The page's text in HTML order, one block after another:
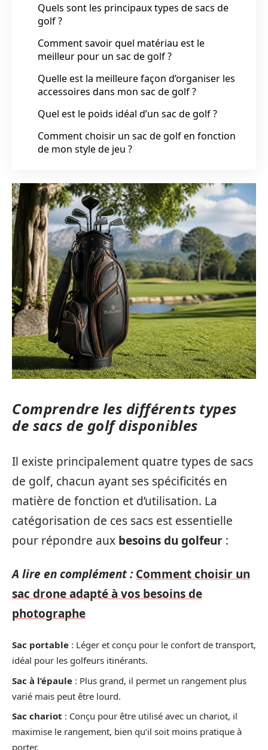
Quels sont les principaux types de sacs de
golf ?
Comment savoir quel matériau est le
meilleur pour un sac de golf ?
Quelle est la meilleure façon d’organiser les
accessoires dans mon sac de golf ?
Quel est le poids idéal d’un sac de golf ?
Comment choisir un sac de golf en fonction
de mon style de jeu ?
Comprendre les différents types
de sacs de golf disponibles
Il existe principalement quatre types de sacs
de golf, chacun ayant ses spécificités en
matière de fonction et d’utilisation. La
catégorisation de ces sacs est essentielle
pour répondre aux besoins du golfeur :
A lire en complément : Comment choisir un
sac drone adapté à vos besoins de
photographe
Sac portable : Léger et conçu pour le confort de transport,
idéal pour les golfeurs itinérants.
Sac à l’épaule : Plus grand, il permet un rangement plus
varié mais peut être lourd.
Sac chariot : Conçu pour être utilisé avec un chariot, il
maximise le rangement, bien qu’il soit moins pratique à
porter.